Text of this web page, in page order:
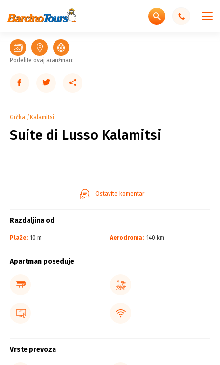
Podelite ovaj aranžman:
Grčka Kalamitsi
Suite di Lusso Kalamitsi
Ostavite komentar
Razdaljina od
Plaže: 10 m Aerodroma: 140 km
Apartman poseduje
Vrste prevoza